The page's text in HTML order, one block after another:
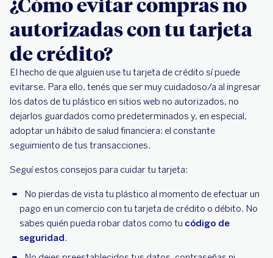
autorizadas con tu tarjeta
de crédito?
El hecho de que alguien use tu tarjeta de crédito sí puede
evitarse. Para ello, tenés que ser muy cuidadoso/a al ingresar
los datos de tu plástico en sitios web no autorizados, no
dejarlos guardados como predeterminados y, en especial,
adoptar un hábito de salud financiera: el constante
seguimiento de tus transacciones.
Seguí estos consejos para cuidar tu tarjeta:
No pierdas de vista tu plástico al momento de efectuar un
pago en un comercio con tu tarjeta de crédito o débito. No
sabes quién pueda robar datos como tu código de
seguridad.